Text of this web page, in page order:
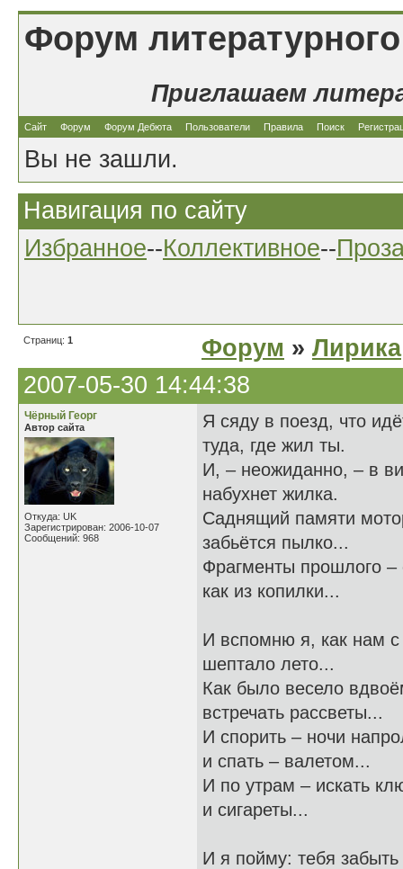
Форум
Приглашаем
Сайт Форум Форум Дебюта Пользователи Правила Поиск
Вы не зашли.
Навигация по сайту
Избранное--Коллективное--
Страниц: 1 Форум » Лирика
2007-05-30 14:44:38
Чёрный Георг
Автор сайта
Откуда: UK
Зарегистрирован: 2006-10-07
Сообщений: 968
Я сяду в поезд, что
туда, где жил ты.
И, – неожиданно, – в
набухнет жилка.
Саднящий памяти
забьётся пылко...
Фрагменты прошлого –
как из копилки...
И вспомню я, как нам с
шептало лето...
Как было весело
встречать рассветы...
И спорить – ночи
и спать – валетом...
И по утрам – искать
и сигареты...
И я пойму: тебя забыть